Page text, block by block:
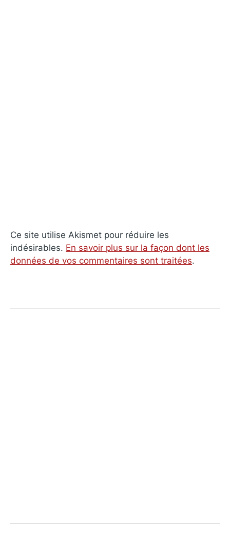
Ce site utilise Akismet pour réduire les
indésirables. En savoir plus sur la façon dont les
données de vos commentaires sont traitées.